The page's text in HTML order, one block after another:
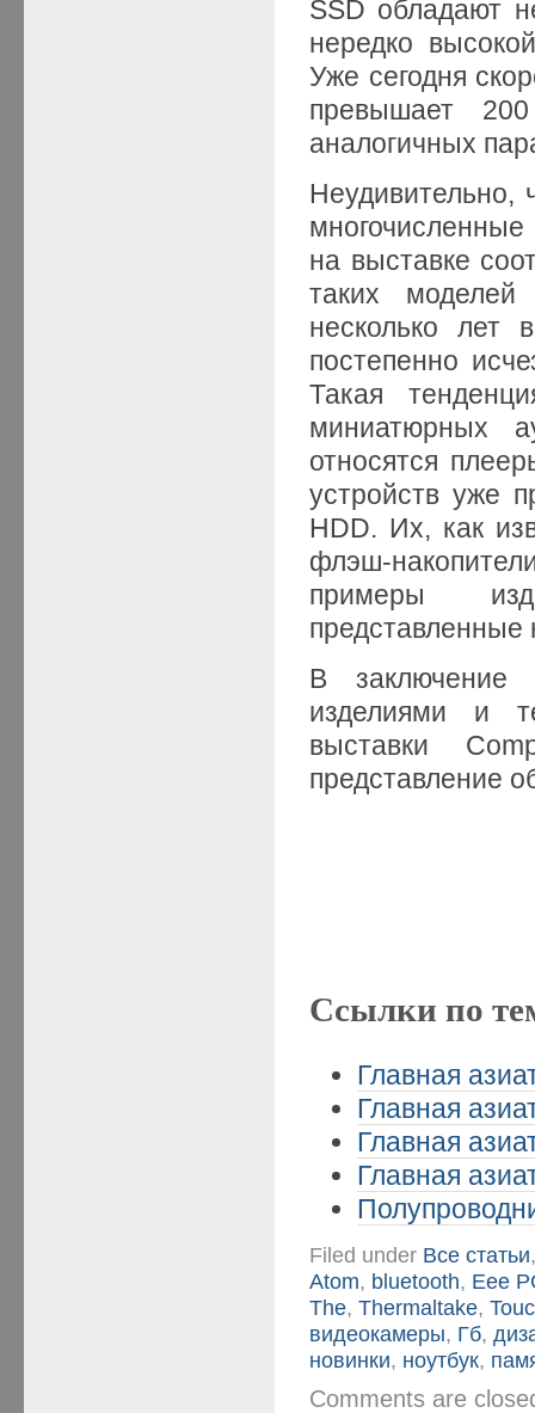
SSD обладают
нередко
Уже сегодня
превышает
аналогичных
Неудивительно,
на выставке
таких
несколько лет
постепенно
Такая
миниатюрных
относятся
устройств уже
HDD. Их, как
флэш-
примеры
представленные
В заключение
изделиями и
выставки
представление
Ссылки по
Главная
Главная
Главная
Главная
Filed under Все статьи
Atom, bluetooth, Eee
The,Thermaltake,
видеокамеры, Гб,
новинки, ноутбук,
Comments are